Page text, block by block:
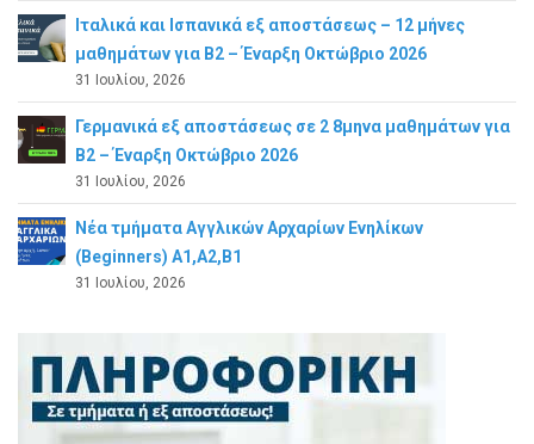
Ιταλικά και Ισπανικά εξ αποστάσεως – 12 μήνες
μαθημάτων για B2 – Έναρξη Οκτώβριο 2026
31 Ιουλίου, 2026
Γερμανικά εξ αποστάσεως σε 2 8μηνα μαθημάτων για
Β2 – Έναρξη Οκτώβριο 2026
31 Ιουλίου, 2026
Νέα τμήματα Αγγλικών Αρχαρίων Ενηλίκων
(Beginners) A1,A2,B1
31 Ιουλίου, 2026